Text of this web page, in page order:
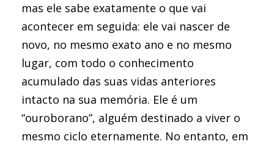
mas ele sabe exatamente o que vai
acontecer em seguida: ele vai nascer de
novo, no mesmo exato ano e no mesmo
lugar, com todo o conhecimento
acumulado das suas vidas anteriores
intacto na sua memória. Ele é um
“ouroborano”, alguém destinado a viver o
mesmo ciclo eternamente. No entanto, em